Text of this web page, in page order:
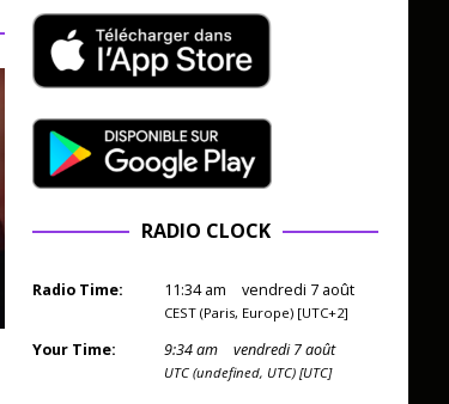
RADIO CLOCK
Radio Time: 11:34 am vendredi 7 août
CEST (Paris, Europe) [UTC+2]
Your Time: 9:34am vendredi 7 août
UTC (undefined, UTC) [UTC]